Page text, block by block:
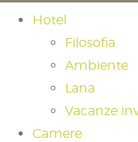
Hotel
Filosofia
Ambiente
Lana
Vacanze
Camere